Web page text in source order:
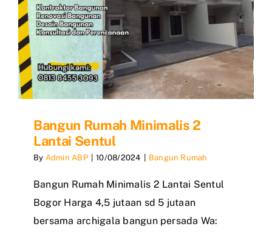
Bangun Rumah Minimalis 2
Lantai Sentul
By Admin ABP | 10/08/2024 | Bangun Rumah
Bangun Rumah Minimalis 2 Lantai Sentul
Bogor Harga 4,5 jutaan sd 5 jutaan
bersama archigala bangun persada Wa: